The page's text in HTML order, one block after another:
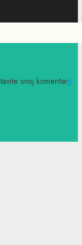
svoj komentarx